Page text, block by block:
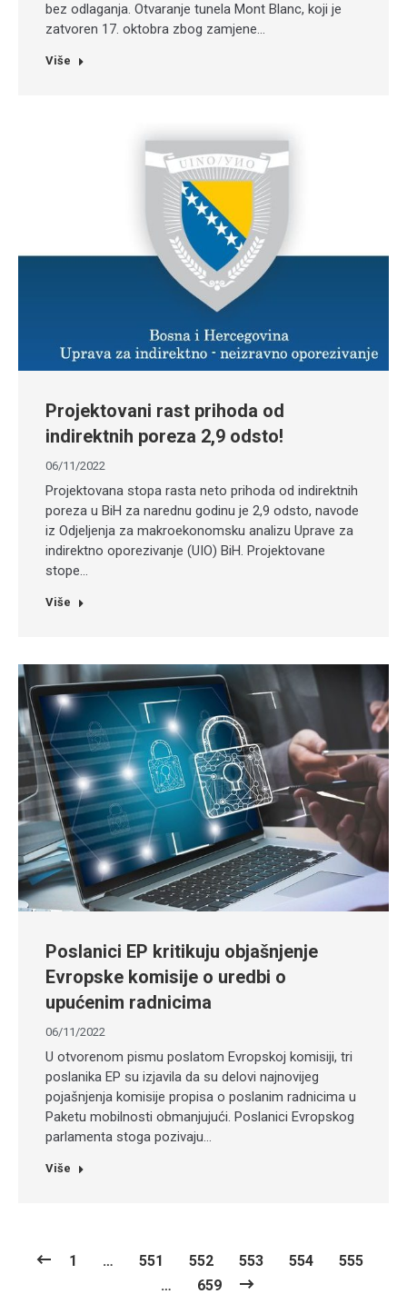
bez odlaganja. Otvaranje tunela Mont Blanc, koji je
zatvoren 17. oktobra zbog zamjene…
Više
Projektovani rast prihoda od
indirektnih poreza 2,9 odsto!
06/11/2022
Projektovana stopa rasta neto prihoda od indirektnih
poreza u BiH za narednu godinu je 2,9 odsto, navode
iz Odjeljenja za makroekonomsku analizu Uprave za
indirektno oporezivanje (UIO) BiH. Projektovane
stope…
Više
Poslanici EP kritikuju objašnjenje
Evropske komisije o uredbi o
upućenim radnicima
06/11/2022
U otvorenom pismu poslatom Evropskoj komisiji, tri
poslanika EP su izjavila da su delovi najnovijeg
pojašnjenja komisije propisa o poslanim radnicima u
Paketu mobilnosti obmanjujući. Poslanici Evropskog
parlamenta stoga pozivaju…
Više
1 … 551 552 553 554
555
…
659